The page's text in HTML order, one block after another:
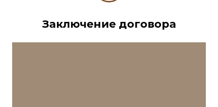
Заключение договора